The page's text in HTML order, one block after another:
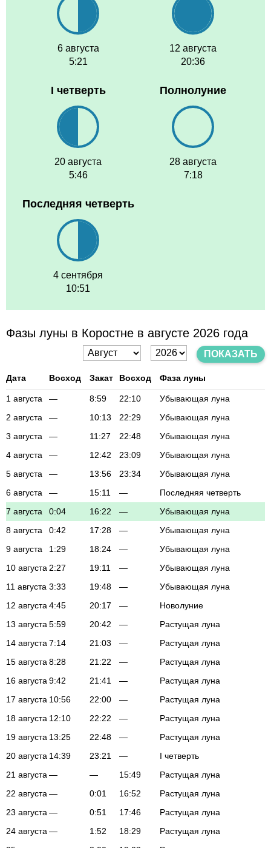
6 августа
5:21
12 августа
20:36
I четверть
20 августа
5:46
Полнолуние
28 августа
7:18
Последняя четверть
4 сентября
10:51
Фазы луны в Коростне в августе 2026 года
ПОКАЗАТЬ
Дата Восход Закат Восход Фаза луны
1 августа — 8:59 22:10
Убывающая луна
2 августа
— 10:13 22:29
Убывающая луна
3 августа
— 11:27 22:48
Убывающая луна
4 августа
— 12:42 23:09
Убывающая луна
5 августа
— 13:56 23:34
Убывающая луна
6 августа
— 15:11 —
Последняя четверть
7 августа
0:04 16:22 —
Убывающая луна
8 августа
0:42 17:28 —
Убывающая луна
9 августа
1:29 18:24 —
Убывающая луна
10 августа 2:27 19:11 —
Убывающая луна
11 августа 3:33 19:48 —
Убывающая луна
12 августа 4:45 20:17 —
Новолуние
13 августа 5:59 20:42 —
Растущая луна
14 августа 7:14 21:03 —
Растущая луна
15 августа 8:28 21:22 —
Растущая луна
16 августа 9:42 21:41 —
Растущая луна
17 августа 10:56 22:00 —
Растущая луна
18 августа 12:10 22:22 —
Растущая луна
19 августа 13:25 22:48 —
Растущая луна
20 августа 14:39 23:21 —
I четверть
21 августа — — 15:49
Растущая луна
22 августа — 0:01 16:52
Растущая луна
23 августа — 0:51 17:46
Растущая луна
24 августа — 1:52 18:29
Растущая луна